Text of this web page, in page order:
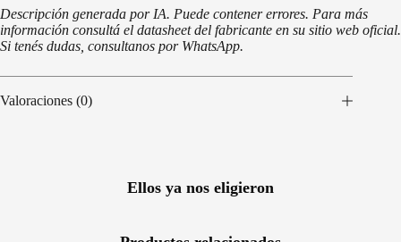
Descripción generada por IA. Puede contener errores. Para más
información consultá el datasheet del fabricante en su sitio web oficial.
Si tenés dudas, consultanos por WhatsApp.
Valoraciones (0)
Ellos ya nos eligieron